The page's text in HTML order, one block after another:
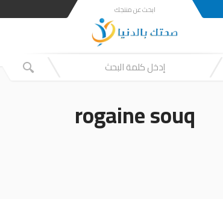
ابحث عن منتجك
rogaine souq